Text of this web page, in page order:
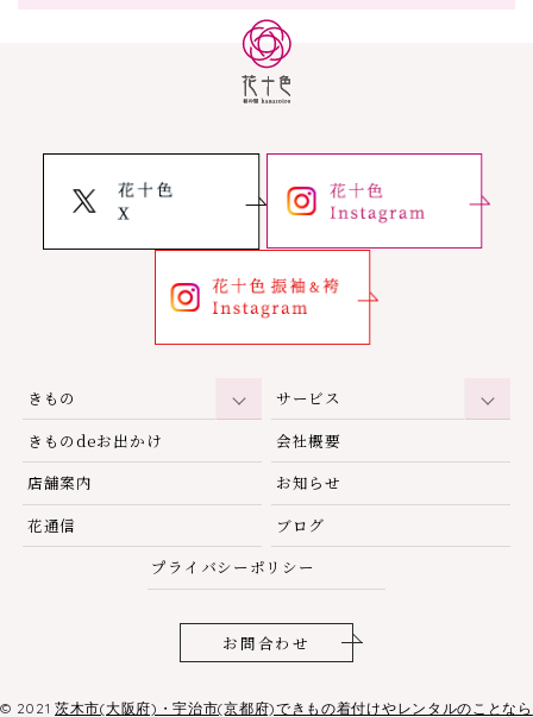
きもの
サービス
きものdeお出かけ
会社概要
店舗案内
お知らせ
花通信
ブログ
プライバシーポリシー
お問合わせ
© 2021茨木市(大阪府)・宇治市(京都府)できもの着付けやレンタルのことなら